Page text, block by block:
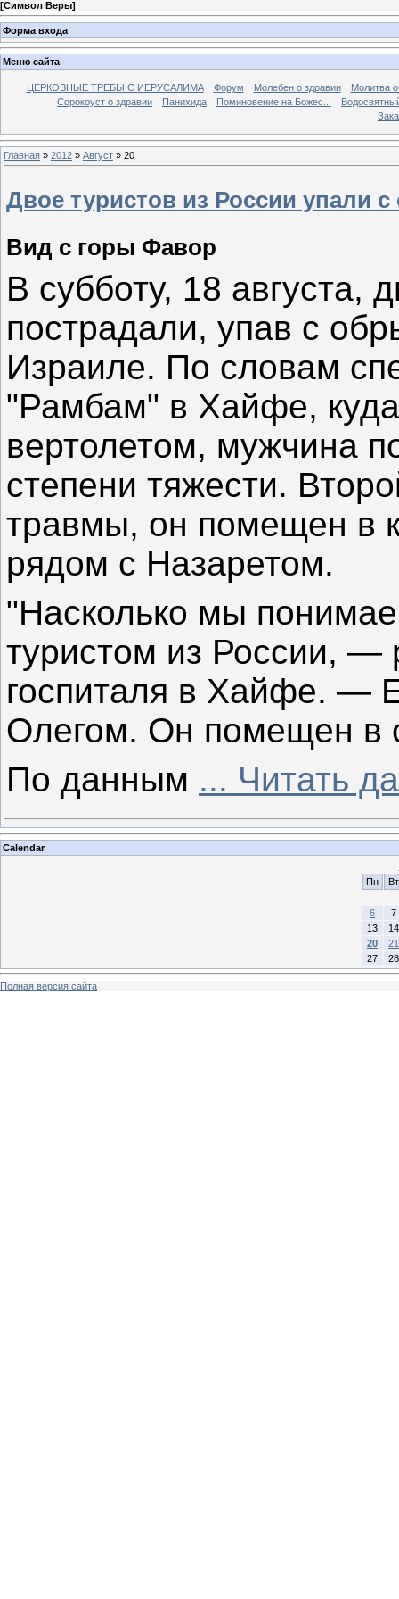
[Символ Веры]
Форма входа
Меню сайта
ЦЕРКОВНЫЕ ТРЕБЫ С ИЕРУСАЛИМА Форум Молебен о здравии
Молитва
Сорокоуст о здравии
Панихида Поминовение на Божес...
Главная » 2012 » Август » 20
Двое туристов из России упали
Вид с горы Фавор
В субботу, 18 августа,
пострадали, упав с
Израиле. По словам
"Рамбам" в Хайфе,
вертолетом, мужчина
степени тяжести.
травмы, он помещен в
рядом с Назаретом.
"Насколько мы
туристом из России, —
госпиталя в Хайфе. —
Олегом. Он помещен в
По данным ... Читать
Calendar
Пн
Вт
6
7
13
14
20
21
27
28
Полная версия сайта